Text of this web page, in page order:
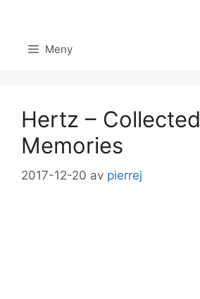
innehåll Meny
Hertz – Collected
Memories
2017-12-20 av pierrej